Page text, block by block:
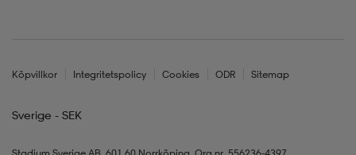
Köpvillkor Integritetspolicy Cookies ODR Sitemap
Sverige - SEK